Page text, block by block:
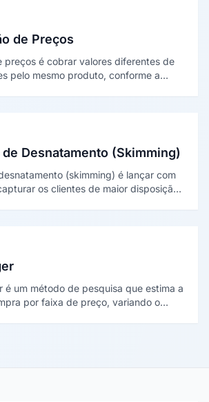
de Preços
preços é cobrar valores diferentes de
pelo mesmo produto, conforme a
Desnatamento (Skimming)
(skimming) é lançar com
os clientes de maior disposição
é um método de pesquisa que estima a
por faixa de preço, variando o